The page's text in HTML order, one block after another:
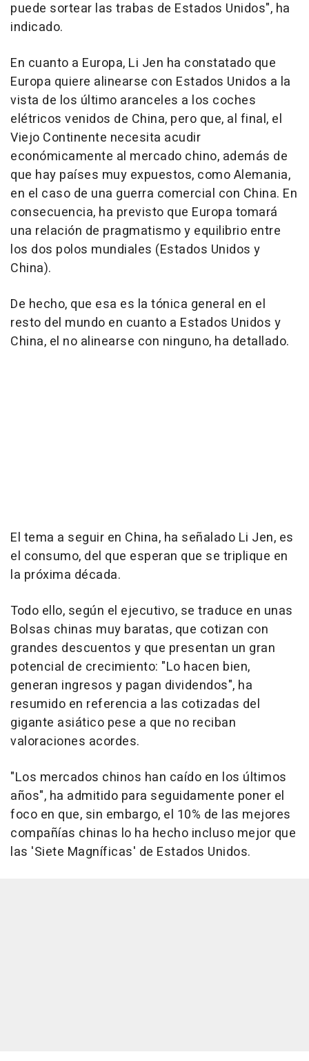
puede sortear las trabas de Estados Unidos", ha
indicado.
En cuanto a Europa, Li Jen ha constatado que
Europa quiere alinearse con Estados Unidos a la
vista de los último aranceles a los coches
elétricos venidos de China, pero que, al final, el
Viejo Continente necesita acudir
económicamente al mercado chino, además de
que hay países muy expuestos, como Alemania,
en el caso de una guerra comercial con China. En
consecuencia, ha previsto que Europa tomará
una relación de pragmatismo y equilibrio entre
los dos polos mundiales (Estados Unidos y
China).
De hecho, que esa es la tónica general en el
resto del mundo en cuanto a Estados Unidos y
China, el no alinearse con ninguno, ha detallado.
El tema a seguir en China, ha señalado Li Jen, es
el consumo, del que esperan que se triplique en
la próxima década.
Todo ello, según el ejecutivo, se traduce en unas
Bolsas chinas muy baratas, que cotizan con
grandes descuentos y que presentan un gran
potencial de crecimiento: "Lo hacen bien,
generan ingresos y pagan dividendos", ha
resumido en referencia a las cotizadas del
gigante asiático pese a que no reciban
valoraciones acordes.
"Los mercados chinos han caído en los últimos
años", ha admitido para seguidamente poner el
foco en que, sin embargo, el 10% de las mejores
compañías chinas lo ha hecho incluso mejor que
las 'Siete Magníficas' de Estados Unidos.